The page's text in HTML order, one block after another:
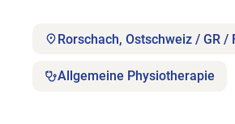
Rorschach, Ostschweiz / GR /
Allgemeine Physiotherapie